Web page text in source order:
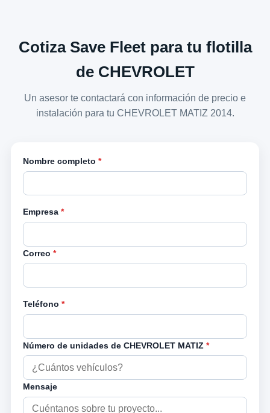
Cotiza Save Fleet para tu flotilla
de CHEVROLET
Un asesor te contactará con información de precio e
instalación para tu CHEVROLET MATIZ 2014.
Nombre completo *
Empresa *
Correo *
Teléfono *
Número de unidades de CHEVROLET MATIZ *
Mensaje